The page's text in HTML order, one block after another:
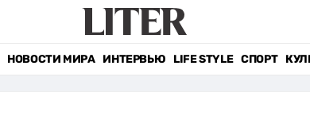
НОВОСТИ МИРА ИНТЕРВЬЮ LIFE STYLE СПОРТ